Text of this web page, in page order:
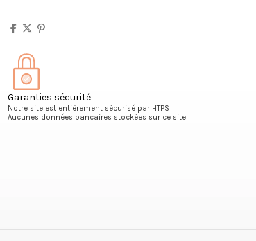
Garanties sécurité
Notre site est entièrement sécurisé par HTPS
Aucunes données bancaires stockées sur ce site